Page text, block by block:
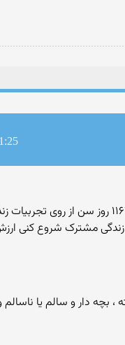
من مجردم تا حالا هم با دختر ها زیاد نپلکیدم . کلا از بچگی تصمیم گرفتم که
که اگر تحت شرایط خاصی زندگی مشترک
بچه دار و سالم یا